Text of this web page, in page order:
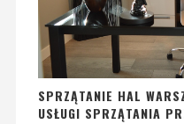
SPRZĄTANIE HAL
USŁUGI SPRZĄTANIA